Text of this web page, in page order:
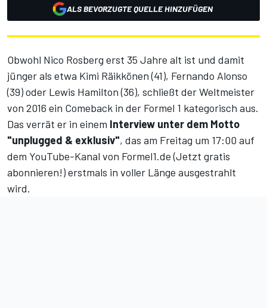
ALS BEVORZUGTE QUELLE HINZUFÜGEN
Obwohl Nico Rosberg erst 35 Jahre alt ist und damit
jünger als etwa Kimi Räikkönen (41), Fernando Alonso
(39) oder Lewis Hamilton (36), schließt der Weltmeister
von 2016 ein Comeback in der Formel 1 kategorisch aus.
Das verrät er in einem Interview unter dem Motto
"unplugged & exklusiv", das am Freitag um 17:00 auf
dem YouTube-Kanal von Formel1.de(Jetzt gratis
abonnieren!)erstmals in voller Länge ausgestrahlt
wird.